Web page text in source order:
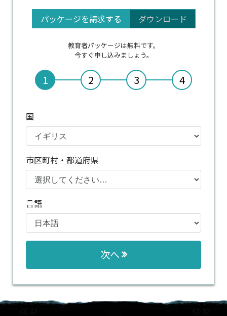
パッケージを請求する ダウンロード
教育者パッケージは無料です。
今すぐ申し込みましょう。
1 2 3 4
国
市区町村・都道府県
言語
次へ